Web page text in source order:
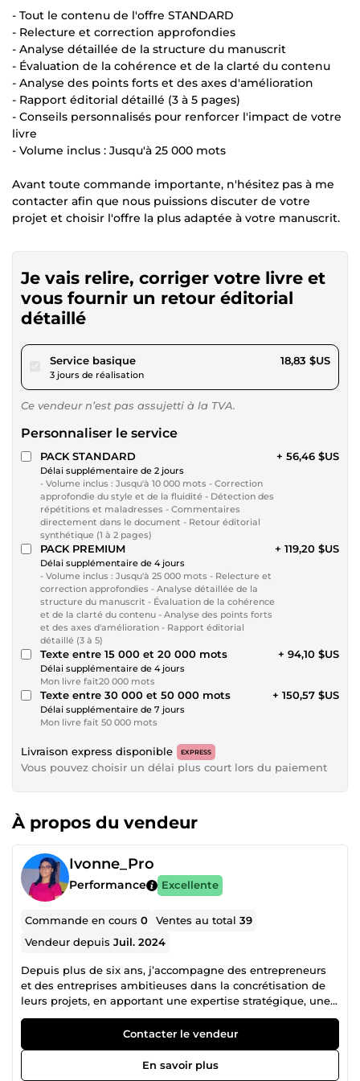
- Tout le contenu de l'offre STANDARD
- Relecture et correction approfondies
- Analyse détaillée de la structure du manuscrit
- Évaluation de la cohérence et de la clarté du contenu
- Analyse des points forts et des axes d'amélioration
- Rapport éditorial détaillé (3 à 5 pages)
- Conseils personnalisés pour renforcer l'impact de votre
livre
- Volume inclus : Jusqu'à 25 000 mots
Avant toute commande importante, n'hésitez pas à me
contacter afin que nous puissions discuter de votre
projet et choisir l'offre la plus adaptée à votre manuscrit.
Je vais relire, corriger votre livre et
vous fournir un retour éditorial
détaillé
Service basiquepour 17,35 $US
3 jours de réalisation
18,83 $US
Ce vendeur n’est pas assujetti à la TVA.
Personnaliser le service
PACK STANDARD
Délai supplémentaire de 2 jours
- Volume inclus : Jusqu'à 10 000 mots - Correction
approfondie du style et de la fluidité - Détection des
répétitions et maladresses - Commentaires
directement dans le document - Retour éditorial
synthétique (1 à 2 pages)
+ 56,46 $US
PACK PREMIUM
Délai supplémentaire de 4 jours
- Volume inclus : Jusqu'à 25 000 mots - Relecture et
correction approfondies - Analyse détaillée de la
structure du manuscrit - Évaluation de la cohérence
et de la clarté du contenu - Analyse des points forts
et des axes d'amélioration - Rapport éditorial
détaillé (3 à 5)
+ 119,20 $US
Texte entre 15 000 et 20 000 mots
Délai supplémentaire de 4 jours
Mon livre fait20 000 mots
+ 94,10 $US
Texte entre 30 000 et 50 000 mots
Délai supplémentaire de 7 jours
Mon livre fait 50 000 mots
+ 150,57 $US
Livraison express disponible EXPRESS
Vous pouvez choisir un délai plus court lors du paiement
À propos du vendeur
Ivonne_Pro
Performance Excellente
Commande en cours0 Ventes au total39
Vendeur depuisJuil. 2024
Depuis plus de six ans, j’accompagne des entrepreneurs
et des entreprises ambitieuses dans la concrétisation de
leurs projets, en apportant une expertise stratégique, une
exécution rigoureuse et une vision orientée résultats. Je
suis Ivonne Raïssa, spécialiste engagé dans la
transformation d’idées en solutions performantes et
durables. Mon parcours m’a permis d’intervenir sur une
grande diversité de projets et de secteurs, développant
Contacter le vendeur
En savoir plus